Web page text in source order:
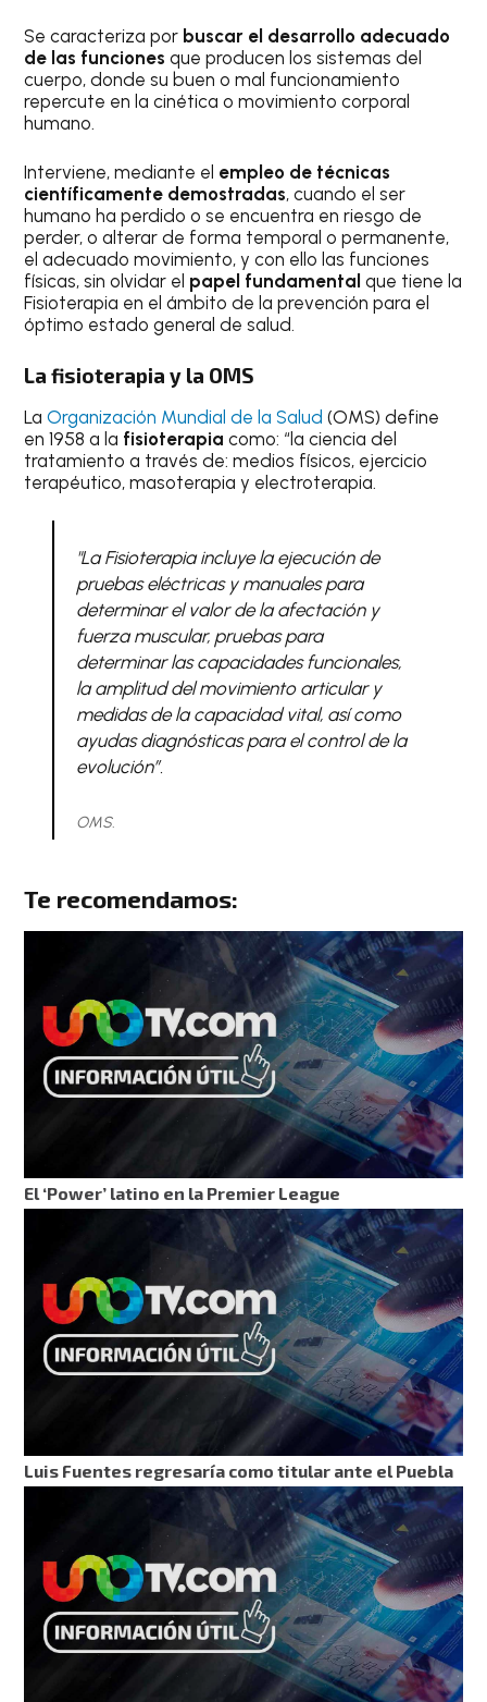
Se caracteriza por buscar el desarrollo adecuado
de las funciones que producen los sistemas del
cuerpo, donde su buen o mal funcionamiento
repercute en la cinética o movimiento corporal
humano.
Interviene, mediante el empleo de técnicas
científicamente demostradas, cuando el ser
humano ha perdido o se encuentra en riesgo de
perder, o alterar de forma temporal o permanente,
el adecuado movimiento, y con ello las funciones
físicas, sin olvidar el papel fundamental que tiene la
Fisioterapia en el ámbito de la prevención para el
óptimo estado general de salud.
La fisioterapia y la OMS
LaOrganización Mundial de la Salud (OMS) define
en 1958 a la fisioterapia como: “la ciencia del
tratamiento a través de: medios físicos, ejercicio
terapéutico, masoterapia y electroterapia.
"La Fisioterapia incluye la ejecución de
pruebas eléctricas y manuales para
determinar el valor de la afectación y
fuerza muscular, pruebas para
determinar las capacidades funcionales,
la amplitud del movimiento articular y
medidas de la capacidad vital, así como
ayudas diagnósticas para el control de la
evolución”.
OMS.
Te recomendamos:
El ‘Power’ latino en la Premier League
Luis Fuentes regresaría como titular ante el Puebla